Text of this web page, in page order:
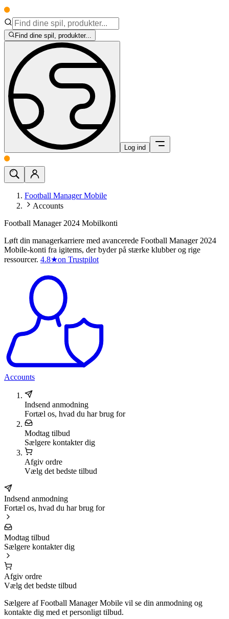
Find dine spil, produkter...
Log ind
Football Manager Mobile
Accounts
Football Manager 2024 Mobilkonti
Løft din managerkarriere med avancerede Football Manager 2024
Mobile-konti fra igitems, der byder på stærke klubber og rige
ressourcer. 4.8★on Trustpilot
Accounts
Indsend anmodning
Fortæl os, hvad du har brug for
Modtag tilbud
Sælgere kontakter dig
Afgiv ordre
Vælg det bedste tilbud
Indsend anmodning
Fortæl os, hvad du har brug for
Modtag tilbud
Sælgere kontakter dig
Afgiv ordre
Vælg det bedste tilbud
Sælgere af Football Manager Mobile vil se din anmodning og
kontakte dig med et personligt tilbud.